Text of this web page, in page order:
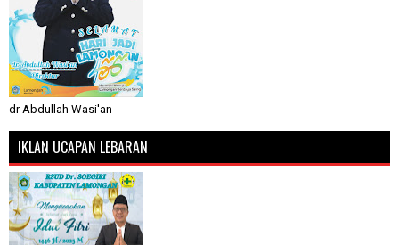
dr Abdullah Wasi'an
IKLAN UCAPAN LEBARAN